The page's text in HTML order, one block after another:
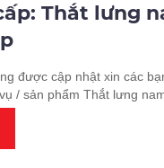
Thắt lưng
được cập nhật xin các
/ sản phẩm Thắt lưng